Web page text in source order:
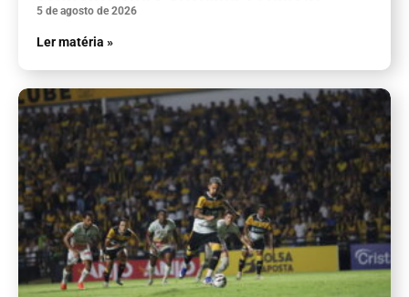
5 de agosto de 2026
Ler matéria »